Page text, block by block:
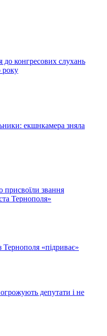
до конгресових слухань
року
екшнкамера зняла
звання
Тернополя»
«підриває»
депутати і не